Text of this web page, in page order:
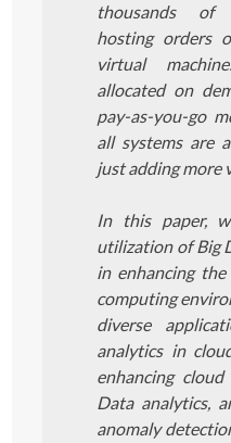
thousands of
hosting orders
virtual
allocated on
pay-as-you-go
all systems are
just adding more
In this paper,
utilization of Big
in enhancing
computing
diverse
analytics in
enhancing
Data analytics,
anomaly